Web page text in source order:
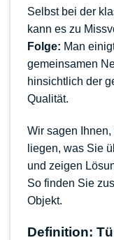
Selbst bei der
kann es zu
Folge: Man
gemeinsamen
hinsichtlich der
Qualität.
Wir sagen
liegen, was Sie
und zeigen
So finden Sie
Objekt.
Definition: